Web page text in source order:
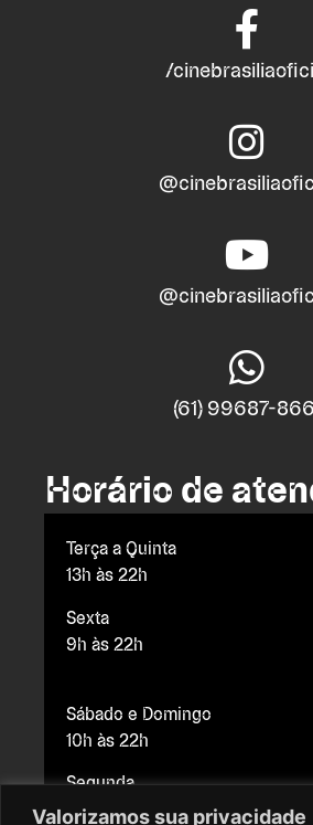
Valorizamos sua privacidade
/
(61) 99687-
Horário de
Terça a Quinta
13h às 22h
Sexta
9h às 22h
Sábado e Domingo
10h às 22h
Segunda
Fechado para manutenção